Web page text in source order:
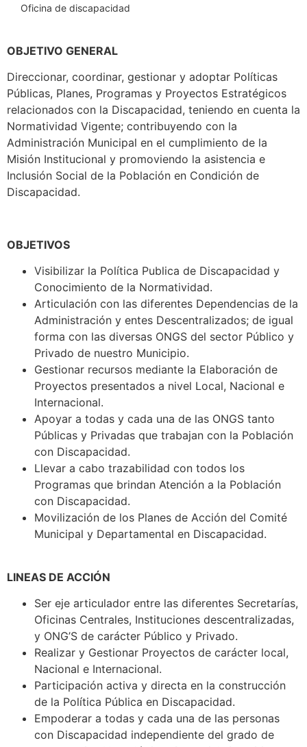
Oficina de discapacidad
OBJETIVO GENERAL
Direccionar, coordinar, gestionar y adoptar Políticas
Públicas, Planes, Programas y Proyectos Estratégicos
relacionados con la Discapacidad, teniendo en cuenta la
Normatividad Vigente; contribuyendo con la
Administración Municipal en el cumplimiento de la
Misión Institucional y promoviendo la asistencia e
Inclusión Social de la Población en Condición de
Discapacidad.
OBJETIVOS
Visibilizar la Política Publica de Discapacidad y
Conocimiento de la Normatividad.
Articulación con las diferentes Dependencias de la
Administración y entes Descentralizados; de igual
forma con las diversas ONGS del sector Público y
Privado de nuestro Municipio.
Gestionar recursos mediante la Elaboración de
Proyectos presentados a nivel Local, Nacional e
Internacional.
Apoyar a todas y cada una de las ONGS tanto
Públicas y Privadas que trabajan con la Población
con Discapacidad.
Llevar a cabo trazabilidad con todos los
Programas que brindan Atención a la Población
con Discapacidad.
Movilización de los Planes de Acción del Comité
Municipal y Departamental en Discapacidad.
LINEAS DE ACCIÓN
Ser eje articulador entre las diferentes Secretarías,
Oficinas Centrales, Instituciones descentralizadas,
y ONG’S de carácter Público y Privado.
Realizar y Gestionar Proyectos de carácter local,
Nacional e Internacional.
Participación activa y directa en la construcción
de la Política Pública en Discapacidad.
Empoderar a todas y cada una de las personas
con Discapacidad independiente del grado de